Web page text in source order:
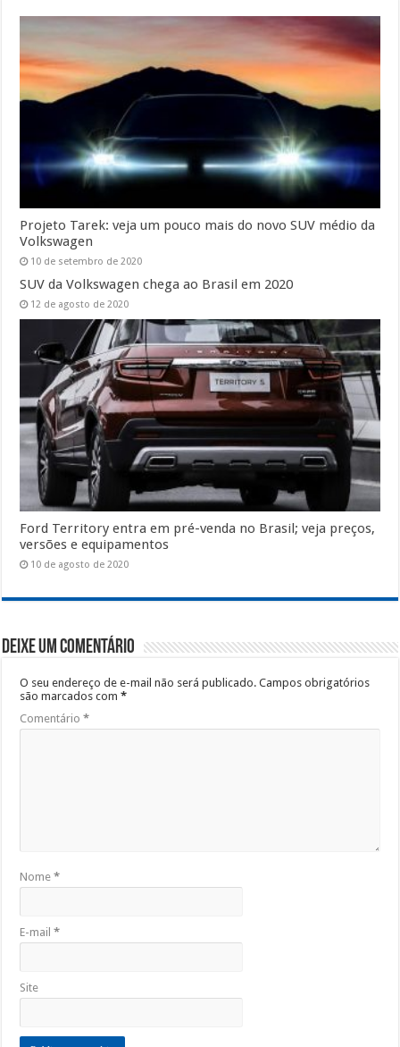
Projeto Tarek: veja um pouco mais do novo SUV médio da
Volkswagen
10 de setembro de 2020
SUV da Volkswagen chega ao Brasil em 2020
12 de agosto de 2020
Ford Territory entra em pré-venda no Brasil; veja preços,
versões e equipamentos
10 de agosto de 2020
Deixe um comentário
O seu endereço de e-mail não será publicado. Campos obrigatórios
são marcados com*
Comentário*
Nome*
E-mail*
Site